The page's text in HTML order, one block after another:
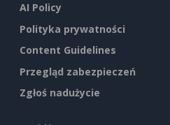
AI Policy
Polityka prywatności
Content Guidelines
Przegląd zabezpieczeń
Zgłoś nadużycie